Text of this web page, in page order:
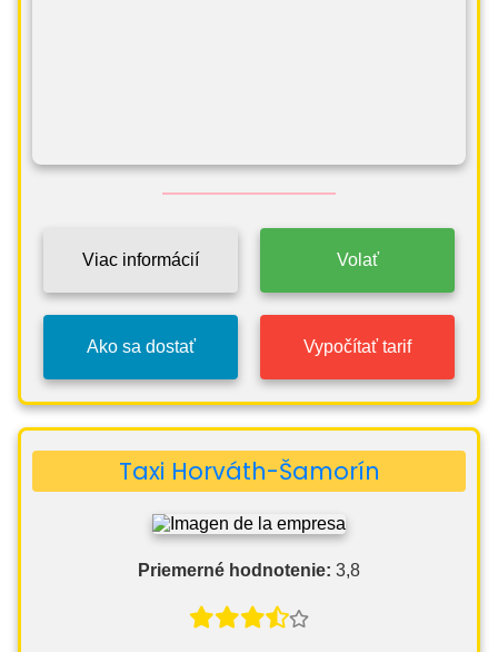
Viac informácií Volať
Ako sa dostať Vypočítať tarif
Taxi Horváth-Šamorín
Priemerné hodnotenie: 3,8